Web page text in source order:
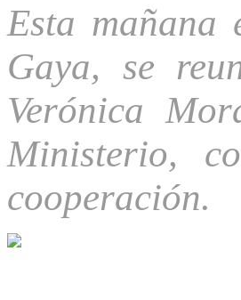
Esta
Gaya, se
Verónica
Ministerio,
cooperación.